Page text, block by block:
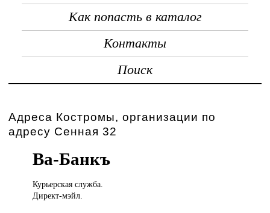
Как попасть в каталог
Контакты
Поиск
Адреса Костромы, организации по
адресу Сенная 32
Ва-Банкъ
Курьерская служба.
Директ-мэйл.